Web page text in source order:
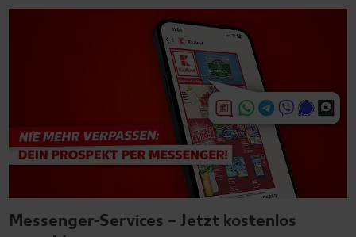
Messenger-Services – Jetzt kostenlos